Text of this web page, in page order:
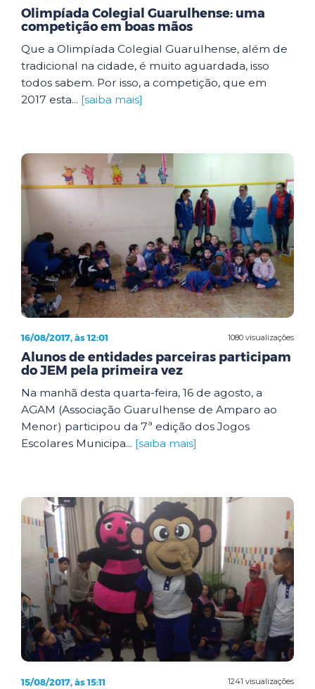
Olimpíada Colegial Guarulhense: uma
competição em boas mãos
Que a Olimpíada Colegial Guarulhense, além de
tradicional na cidade, é muito aguardada, isso
todos sabem. Por isso, a competição, que em
2017 esta... [saiba mais]
1080 visualizações
16/08/2017, às 12:01
Alunos de entidades parceiras participam
do JEM pela primeira vez
Na manhã desta quarta-feira, 16 de agosto, a
AGAM (Associação Guarulhense de Amparo ao
Menor) participou da 7ª edição dos Jogos
Escolares Municipa... [saiba mais]
1241 visualizações
15/08/2017, às 15:11